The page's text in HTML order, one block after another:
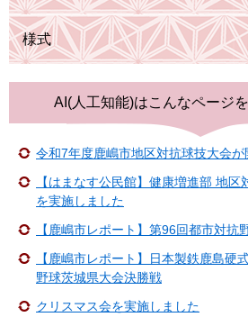
様式
AI(人工知能)はこんなページ
令和7年度鹿嶋市地区対抗球技大会が
【はまなす公民館】健康増進部 地
を実施しました
【鹿嶋市レポート】第96回都市対抗
【鹿嶋市レポート】日本製鉄鹿島硬
野球茨城県大会決勝戦
クリスマス会を実施しました